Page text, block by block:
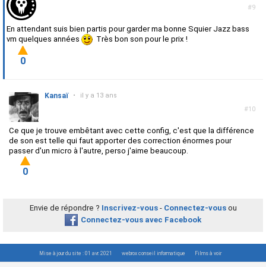
#9
En attendant suis bien partis pour garder ma bonne Squier Jazz bass
vm quelques années
Très bon son pour le prix !
0
#10
Kansaï • il y a 13 ans
Ce que je trouve embêtant avec cette config, c'est que la différence
de son est telle qui faut apporter des correction énormes pour
passer d'un micro à l'autre, perso j'aime beaucoup.
0
Envie de répondre ? Inscrivez-vous- Connectez-vousou
Connectez-vous avec Facebook
Mise à jour du site : 01 avr. 2021 webrox conseil informatique Films à voir